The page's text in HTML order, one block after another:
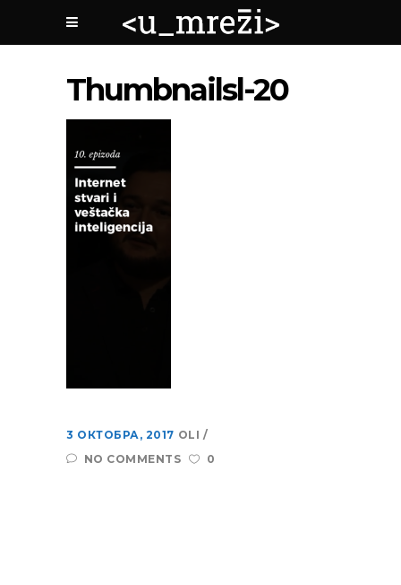
Thumbnailsl-20
3 ОКТОБРА, 2017 OLI
NO COMMENTS
0